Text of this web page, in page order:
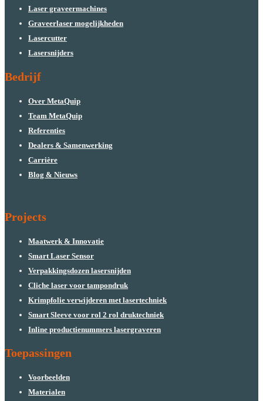
Laser graveermachines
Graveerlaser mogelijkheden
Lasercutter
Lasersnijders
Bedrijf
Over MetaQuip
Team MetaQuip
Referenties
Dealers & Samenwerking
Carrière
Blog & Nieuws
Projects
Maatwerk & Innovatie
Smart Laser Sensor
Verpakkingsdozen lasersnijden
Cliche laser voor tampondruk
Krimpfolie verwijderen met lasertechniek
Smart Sleeve voor rol 2 rol druktechniek
Inline productienummers lasergraveren
Toepassingen
Voorbeelden
Materialen